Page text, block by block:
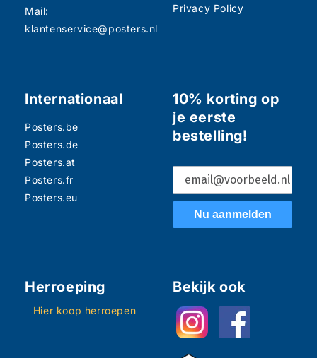
Mail:
klantenservice@posters.nl
Privacy Policy
Internationaal
Posters.be
Posters.de
Posters.at
Posters.fr
Posters.eu
10% korting op
je eerste
bestelling!
Nu aanmelden
Herroeping
Hier koop herroepen
Bekijk ook